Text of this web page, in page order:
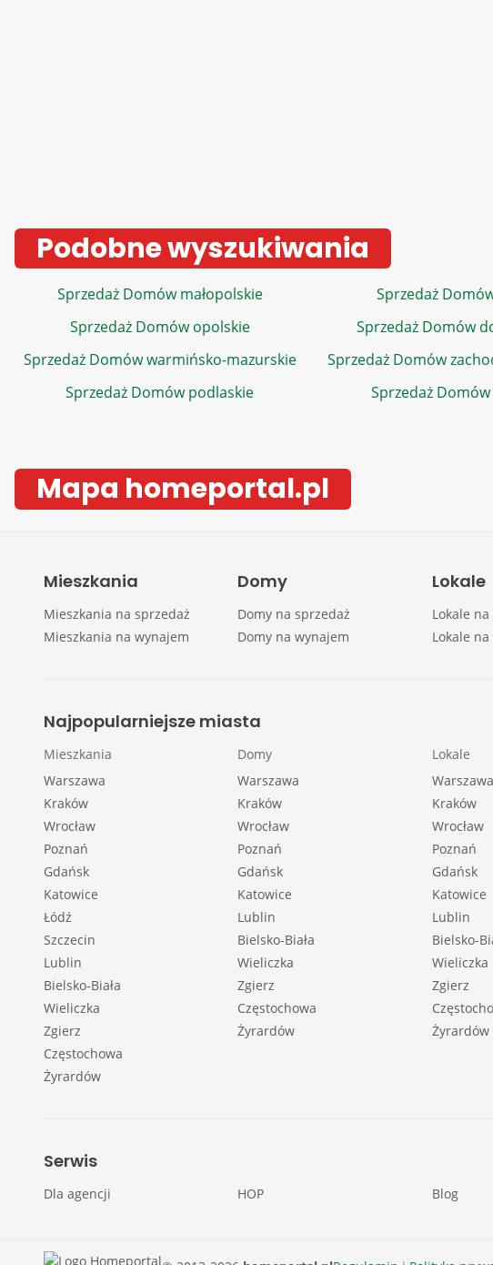
Podobne wyszukiwania
Sprzedaż Domów małopolskie Sprzedaż
Sprzedaż Domów opolskie
Sprzedaż Domów
Sprzedaż Domów warmińsko-mazurskie
Sprzedaż Domów
Sprzedaż Domów podlaskie
Sprzedaż
Mapa homeportal.pl
Mieszkania
Mieszkania na sprzedaż
Mieszkania na wynajem
Domy
Domy na sprzedaż
Domy na wynajem
Lokale
Lokale
Lokale
Najpopularniejsze miasta
Mieszkania
Warszawa
Kraków
Wrocław
Poznań
Gdańsk
Katowice
Łódź
Szczecin
Lublin
Bielsko-Biała
Wieliczka
Zgierz
Częstochowa
Żyrardów
Domy
Warszawa
Kraków
Wrocław
Poznań
Gdańsk
Katowice
Lublin
Bielsko-Biała
Wieliczka
Zgierz
Częstochowa
Żyrardów
Lokale
Warszawa
Kraków
Wrocław
Poznań
Gdańsk
Katowice
Lublin
Bielsko-
Wieliczka
Zgierz
Żyrardów
Serwis
Dla agencji HOP Blog